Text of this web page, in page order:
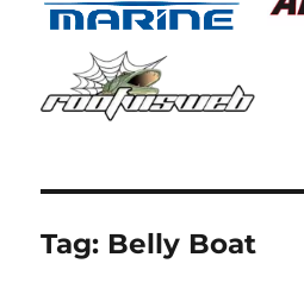
Tag: Belly Boat